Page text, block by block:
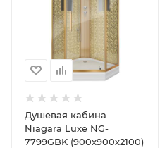
Душевая кабина
Niagara Luxe NG-
7799GBK (900x900х2100)